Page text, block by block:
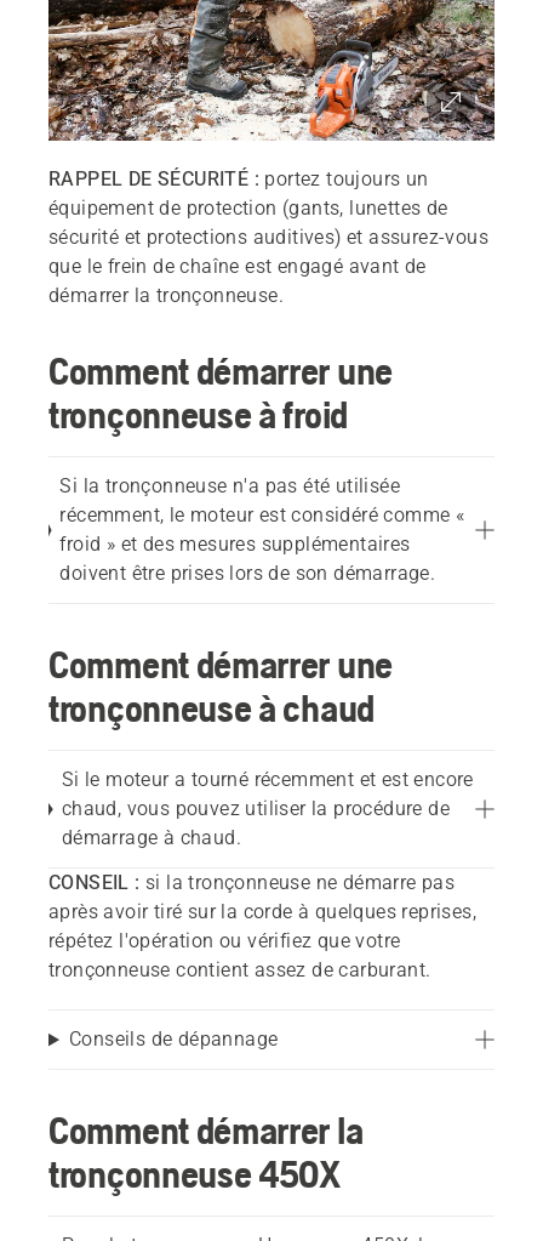
RAPPEL DE SÉCURITÉ : portez toujours un
équipement de protection (gants, lunettes de
sécurité et protections auditives) et assurez-vous
que le frein de chaîne est engagé avant de
démarrer la tronçonneuse.
Comment démarrer une
tronçonneuse à froid
Si la tronçonneuse n'a pas été utilisée
récemment, le moteur est considéré comme «
froid » et des mesures supplémentaires
doivent être prises lors de son démarrage.
Comment démarrer une
tronçonneuse à chaud
Si le moteur a tourné récemment et est encore
chaud, vous pouvez utiliser la procédure de
démarrage à chaud.
CONSEIL : si la tronçonneuse ne démarre pas
après avoir tiré sur la corde à quelques reprises,
répétez l'opération ou vérifiez que votre
tronçonneuse contient assez de carburant.
Conseils de dépannage
Comment démarrer la
tronçonneuse 450X